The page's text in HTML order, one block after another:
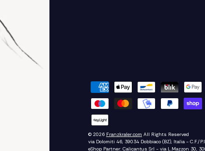
© 2026 Franzkraler.com All Rights Reserved
via Dolomiti 46, 39034 Dobbiaco (BZ), Italia - C.F./
eShop Partner: Calicantus Srl - via L.Mazzon 30,